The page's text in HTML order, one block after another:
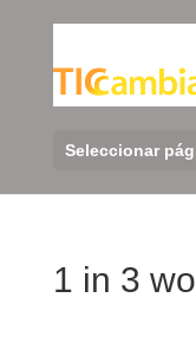
Seleccionar
1 in 3